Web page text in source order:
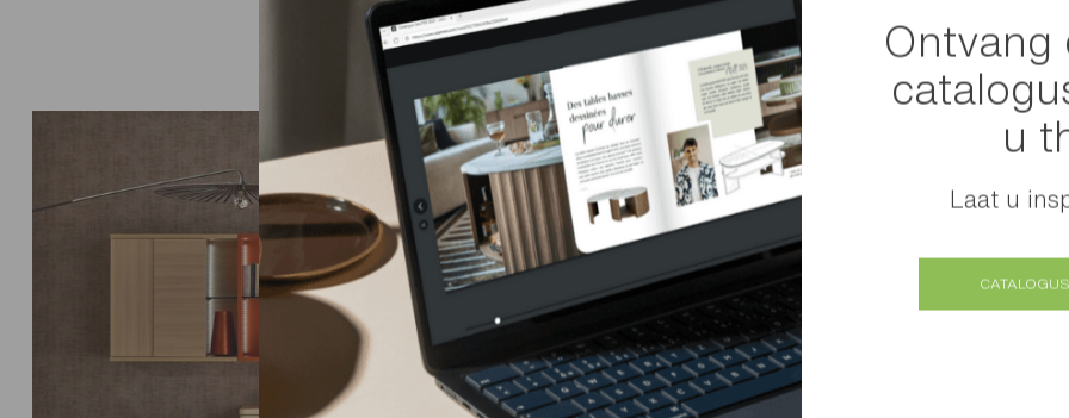
Ontvang
u
Laat u